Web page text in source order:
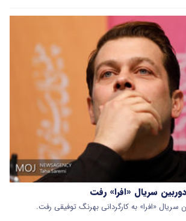
سریال «افرا» رفت
سریال «افرا» به کارگردانی بهرنگ توفیقی رفت.